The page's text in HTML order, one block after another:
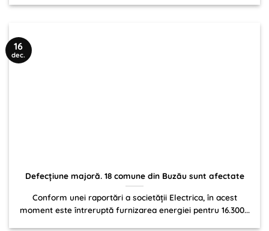
Defecțiune majoră. 18 comune din Buzău sunt afectate
Conform unei raportări a societății Electrica, în acest
moment este întreruptă furnizarea energiei pentru 16.300...
16
dec.